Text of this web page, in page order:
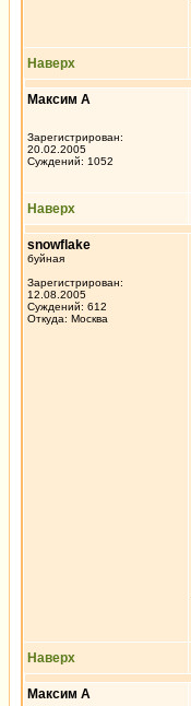
Наверх
Максим А
Зарегистрирован:
20.02.2005
Суждений: 1052
Наверх
snowflake
буйная
Зарегистрирован:
12.08.2005
Суждений: 612
Откуда: Москва
Наверх
Максим А